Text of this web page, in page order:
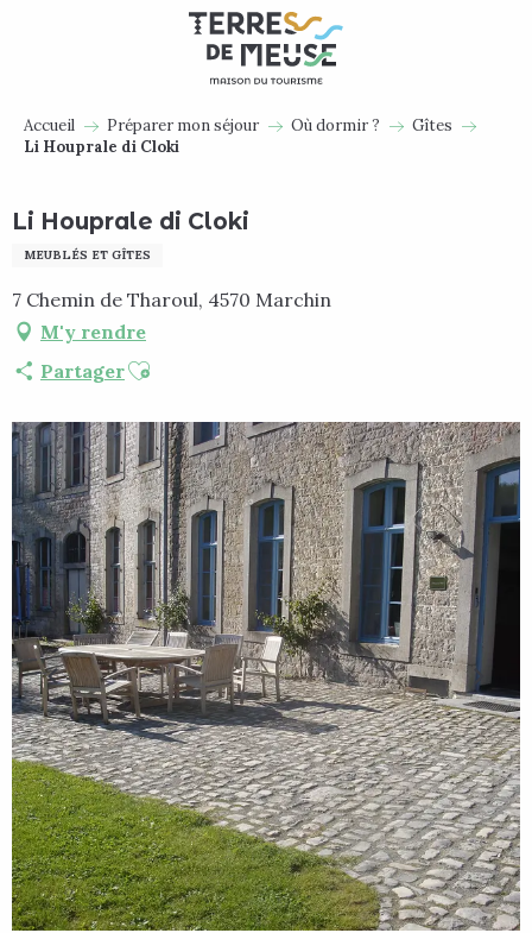
Accueil Préparer mon séjour Où dormir ?
Gîtes
Li Houprale di Cloki
Li Houprale di Cloki
MEUBLÉS ET GÎTES
7 Chemin de Tharoul, 4570 Marchin
M'y rendre
PartagerAjouter aux favoris